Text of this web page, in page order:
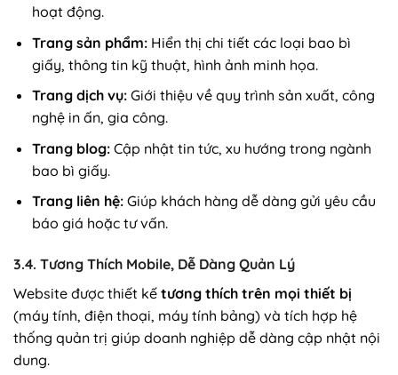
hoạt động.
Trang sản phẩm:Hiển thị chi tiết các loại bao bì
giấy, thông tin kỹ thuật, hình ảnh minh họa.
Trang dịch vụ:Giới thiệu về quy trình sản xuất, công
nghệ in ấn, gia công.
Trang blog:Cập nhật tin tức, xu hướng trong ngành
bao bì giấy.
Trang liên hệ:Giúp khách hàng dễ dàng gửi yêu cầu
báo giá hoặc tư vấn.
3.4. Tương Thích Mobile, Dễ Dàng Quản Lý
Website được thiết kế tương thích trên mọi thiết bị
(máy tính, điện thoại, máy tính bảng) và tích hợp hệ
thống quản trị giúp doanh nghiệp dễ dàng cập nhật nội
dung.